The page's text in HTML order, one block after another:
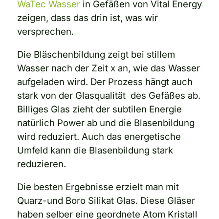
WaTec Wasser in Gefäßen von Vital Energy
zeigen, dass das drin ist, was wir
versprechen.
Die Bläschenbildung zeigt bei stillem
Wasser nach der Zeit x an, wie das Wasser
aufgeladen wird. Der Prozess hängt auch
stark von der Glasqualität des Gefäßes ab.
Billiges Glas zieht der subtilen Energie
natürlich Power ab und die Blasenbildung
wird reduziert. Auch das energetische
Umfeld kann die Blasenbildung stark
reduzieren.
Die besten Ergebnisse erzielt man mit
Quarz-und Boro Silikat Glas. Diese Gläser
haben selber eine geordnete Atom Kristall